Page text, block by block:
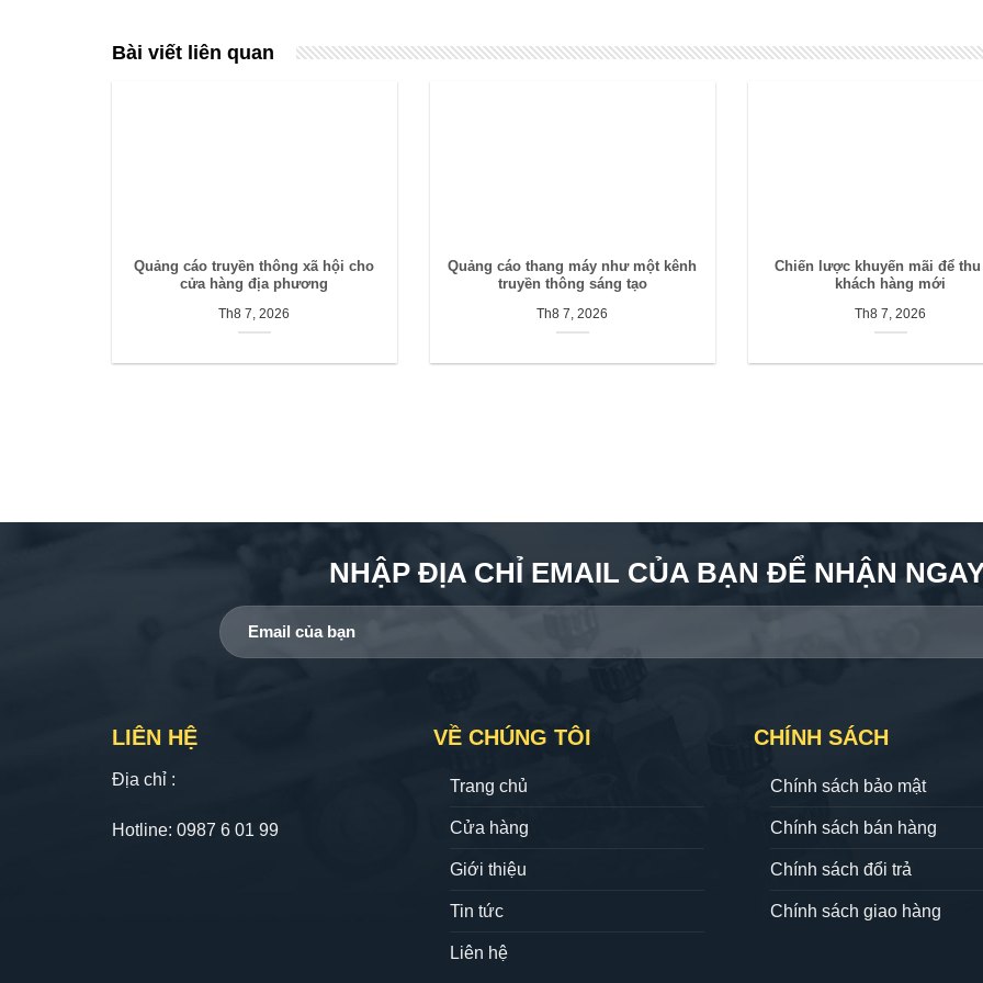
Bài viết liên quan
Quảng cáo truyền thông xã hội cho
cửa hàng địa phương
Th8 7, 2026
Quảng cáo thang máy như một kênh
truyền thông sáng tạo
Th8 7, 2026
Chiến lược khuyến mãi để
khách hàng mới
Th8 7, 2026
NHẬP ĐỊA CHỈ EMAIL CỦA BẠN ĐỂ NHẬN
LIÊN HỆ
Địa chỉ :
Hotline: 0987 6 01 99
VỀ CHÚNG TÔI
Trang chủ
Cửa hàng
Giới thiệu
Tin tức
Liên hệ
CHÍNH SÁCH
Chính sách bảo mật
Chính sách bán hàng
Chính sách đổi trả
Chính sách giao hàng